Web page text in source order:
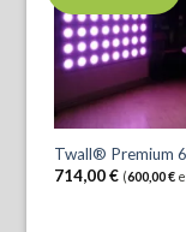
Twall® Premium
714,00€ (600,00€